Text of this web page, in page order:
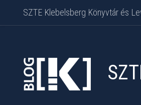
Skip to content
SZTE Klebelsberg Könyvtár és